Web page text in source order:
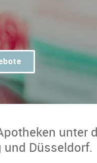
unter
und Düsseldorf.